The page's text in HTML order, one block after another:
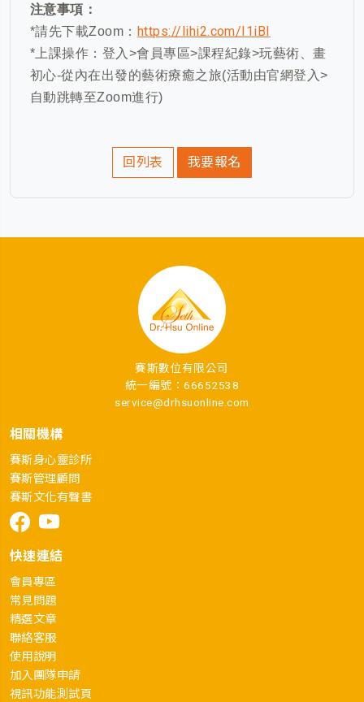
注意事項：
*請先下載Zoom： https://lihi2.com/I1iBI
*上課操作：登入>會員專區>課程紀錄>玩藝術、畫
初心-從內在出發的藝術療癒之旅(活動由官網登入>
自動跳轉至Zoom進行)
回列表 我要報名
賽斯數位有限公司
統一編號：66652538
service@drhsuonline.com
相關機構
賽斯身心靈診所
賽斯管理顧問
賽斯文化有聲書
快速連結
會員專區
常見問題
精選文章
聯絡客服
使用說明
加入團隊申請
視訊功能測試頁